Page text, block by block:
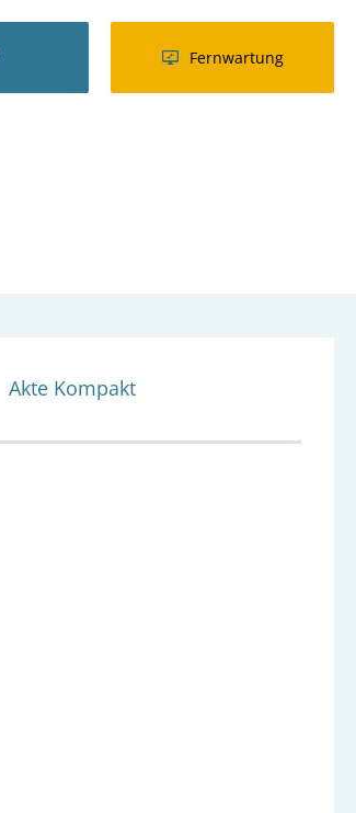
Fernwartung
Akte Kompakt